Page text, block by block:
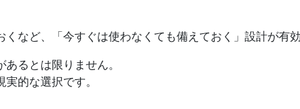
など、「今すぐは使わなくても備えておく」設計が有
るとは限りません。
的な選択です。